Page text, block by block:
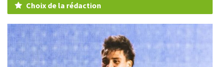
Choix de la rédaction